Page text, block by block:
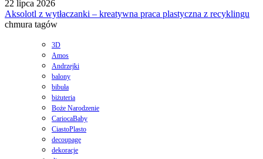
22 lipca 2026
Aksolotl z wytłaczanki – kreatywna praca plastyczna z recyklingu
chmura tagów
3D
Amos
Andrzejki
balony
bibuła
biżuteria
Boże Narodzenie
CariocaBaby
CiastoPlasto
decoupage
dekoracje